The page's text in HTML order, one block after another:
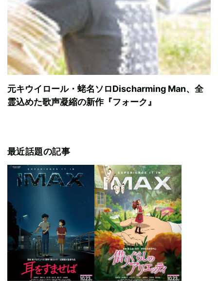
元キウイロール・蛯名ソロDischarming Man、全
霊込めた歌声凝縮の新作『フォーク』
最近話題の記事